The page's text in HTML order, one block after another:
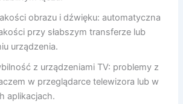
obrazu i dźwięku: automatyczna
przy słabszym transferze lub
urządzenia.
z urządzeniami TV: problemy z
w przeglądarce telewizora lub w
aplikacjach.